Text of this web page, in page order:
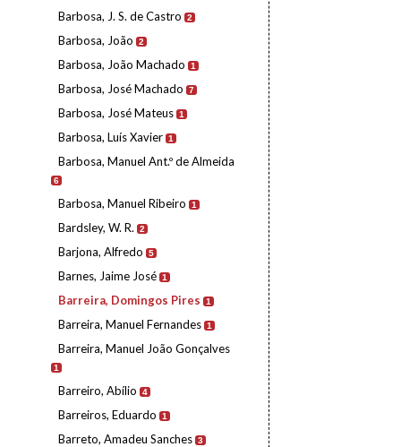
Barbosa, J. S. de Castro 2
Barbosa, João 2
Barbosa, João Machado 1
Barbosa, José Machado 7
Barbosa, José Mateus 1
Barbosa, Luís Xavier 1
Barbosa, Manuel Ant.º de Almeida
6
Barbosa, Manuel Ribeiro 1
Bardsley, W. R. 2
Barjona, Alfredo 5
Barnes, Jaime José 1
Barreira, Domingos Pires 1
Barreira, Manuel Fernandes 1
Barreira, Manuel João Gonçalves
1
Barreiro, Abílio 4
Barreiros, Eduardo 1
Barreto, Amadeu Sanches 3